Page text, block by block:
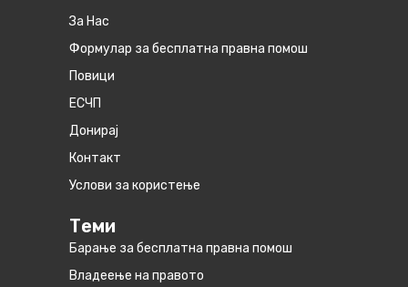
За Нас
Формулар за бесплатна правна помош
Повици
ЕСЧП
Донирај
Контакт
Услови за користење
Теми
Барање за бесплатна правна помош
Владеење на правото